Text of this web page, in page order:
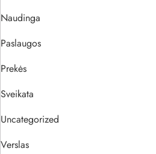
Naudinga
Paslaugos
Prekės
Sveikata
Uncategorized
Verslas